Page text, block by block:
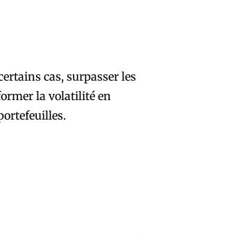
cas, surpasser les
la volatilité en